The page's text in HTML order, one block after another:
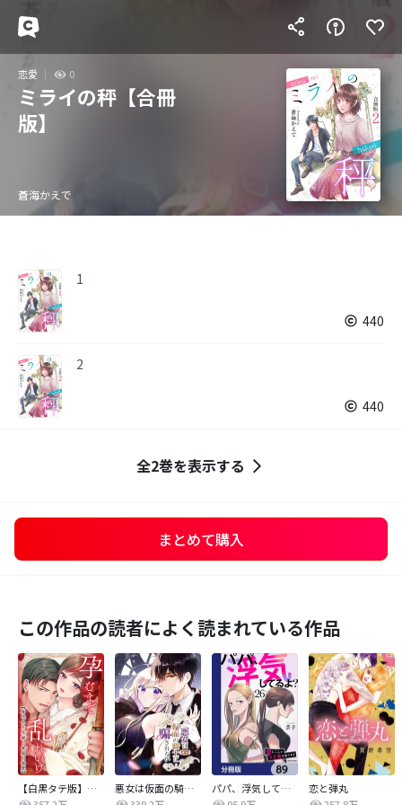
恋愛 0
ミライの秤【合冊
版】
蒼海かえで
1
440
2
440
全2巻を表示する
まとめて購入
この作品の読者によく読まれている作品
【白黒タテ版】孕むまで乱れいけ～身代わり花嫁と軍服の猛愛
悪女は仮面の騎士に騙されない
パパ、浮気してるよ？娘と二人でクズ夫を捨てます【分冊版】
恋と弾丸